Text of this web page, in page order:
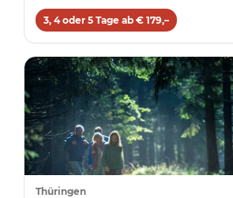
3, 4 oder 5 Tage ab € 179,–
Thüringen